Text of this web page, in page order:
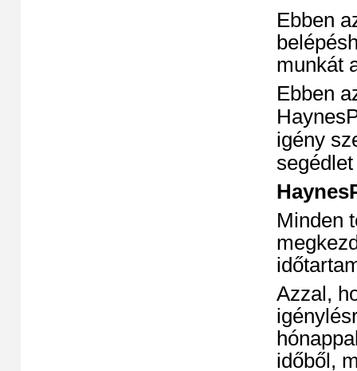
Ebben
munkát
Ebben
igény
Minden
Azzal,
időből,